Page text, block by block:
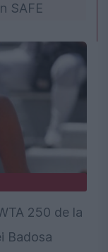
SAFE
250 de la
Badosa